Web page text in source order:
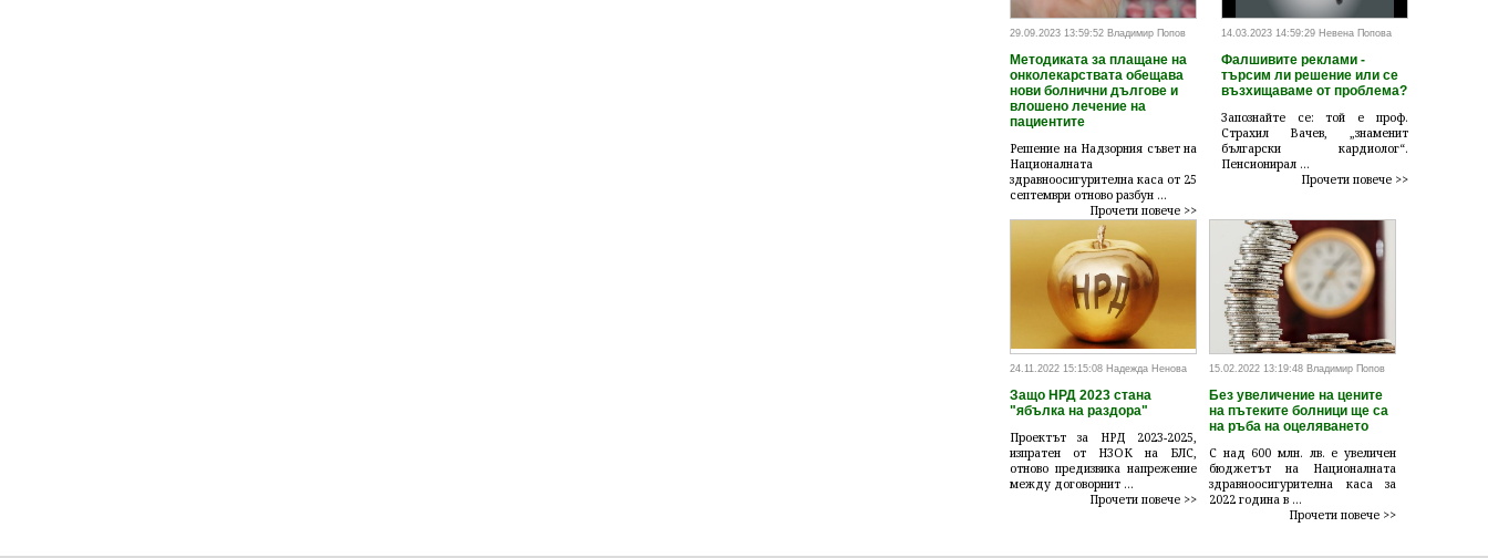
29.09.2023 13:59:52 Владимир Попов
Методиката за плащане на
онколекарствата обещава
нови болнични дългове и
влошено лечение на
пациентите
Решение на Надзорния съвет на
Националната
здравноосигурителна каса от 25
септември отново разбун ...
Прочети повече >>
14.03.2023 14:59:29 Невена Попова
Фалшивите реклами -
търсим ли решение или се
възхищаваме от проблема?
Запознайте се: той е проф.
Страхил Вачев, „знаменит
български кардиолог“.
Пенсионирал ...
Прочети повече >>
24.11.2022 15:15:08 Надежда Ненова
Защо НРД 2023 стана
"ябълка на раздора"
Проектът за НРД 2023-2025,
изпратен от НЗОК на БЛС,
отново предизвика напрежение
между договорнит ...
Прочети повече >>
15.02.2022 13:19:48 Владимир Попов
Без увеличение на цените
на пътеките болници ще са
на ръба на оцеляването
С над 600 млн. лв. е увеличен
бюджетът на Националната
здравноосигурителна каса за
2022 година в ...
Прочети повече >>